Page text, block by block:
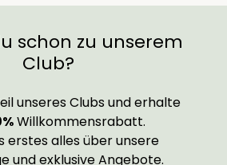
schon zu unserem
Club?
unseres Clubs und erhalte
Willkommensrabatt.
erstes alles über unsere
und exklusive Angebote.